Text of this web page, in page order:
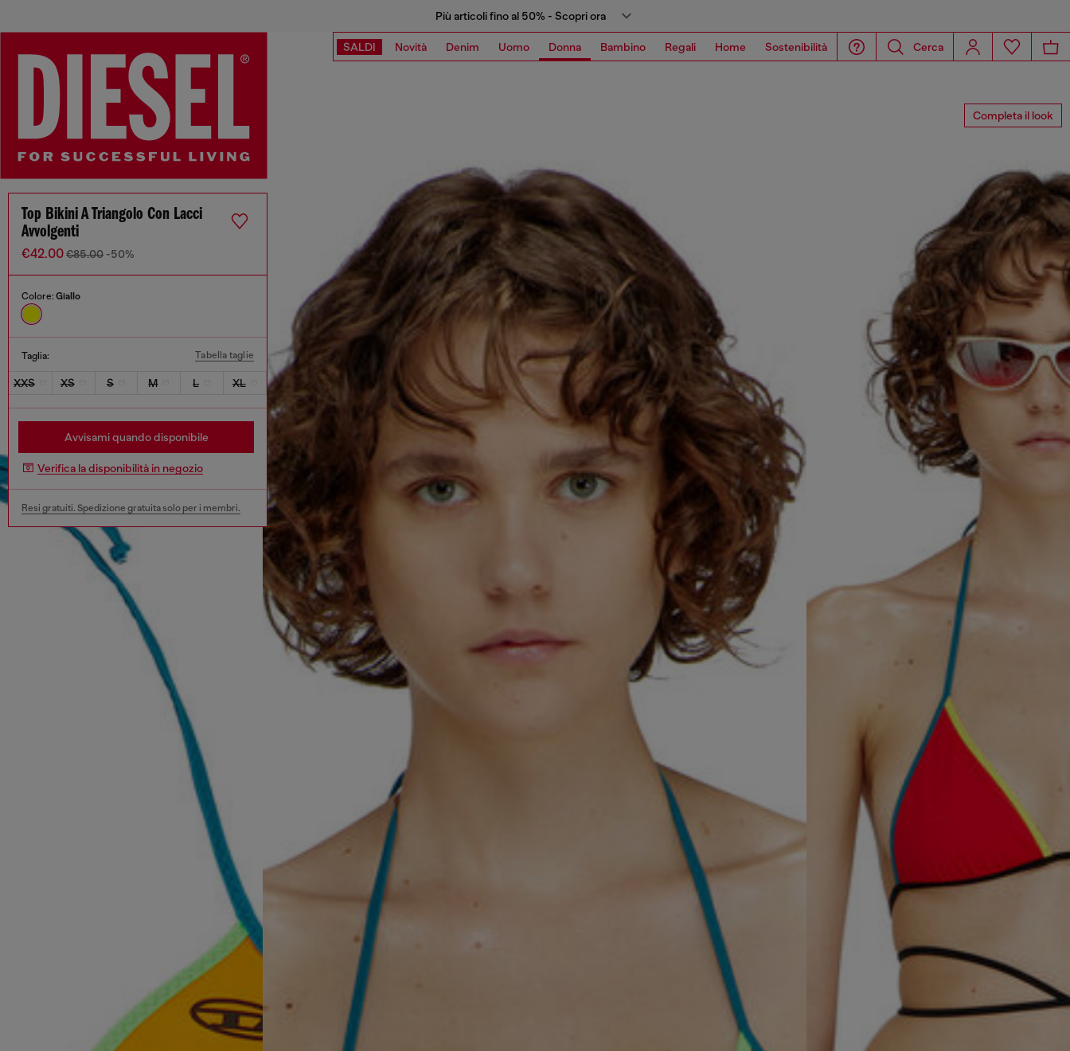
Più articoli fino al 50% - Scopri ora
SALDI Novità Denim Uomo Donna Bambino Regali Home Sostenibilità Cerca
Completa il look
Top Bikini A Triangolo Con Lacci
Avvolgenti
€42.00€85.00 -50%
Colore: Giallo
Taglia: Tabella taglie
XXS XS S M L XL
Avvisami quando disponibile
Verifica la disponibilità in negozio
Resi gratuiti. Spedizione gratuita solo per i membri.